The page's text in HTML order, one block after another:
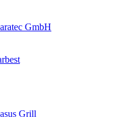
GmbH
Grill